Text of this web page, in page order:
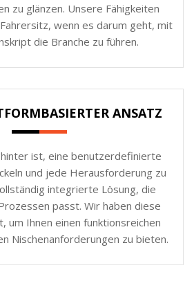
zu glänzen. Unsere Fähigkeiten
wenn es darum geht, mit
die Branche zu führen.
ANSATZ
ist, eine benutzerdefinierte
und jede Herausforderung zu
integrierte Lösung, die
passt. Wir haben diese
um Ihnen einen funktionsreichen
Nischenanforderungen zu bieten.